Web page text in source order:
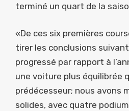
terminé un quart de la
«De ces six premières
tirer les conclusions
progressé par rapport à
une voiture plus équilibrée
prédécesseur; nous avons
solides, avec quatre